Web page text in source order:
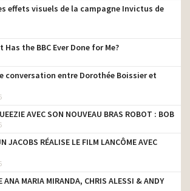
effets visuels de la campagne Invictus de
Has the BBC Ever Done for Me?
conversation entre Dorothée Boissier et
AVEC SON NOUVEAU BRAS ROBOT : BOB
JACOBS RÉALISE LE FILM LANCÔME AVEC
ANA MARIA MIRANDA, CHRIS ALESSI & ANDY